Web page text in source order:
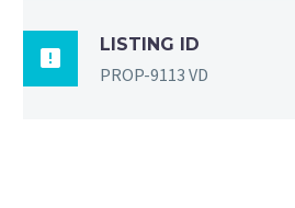

LISTING ID
PROP-9113 VD